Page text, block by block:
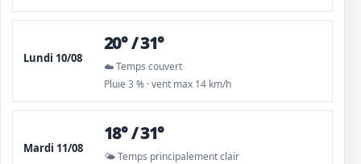
Lundi 10/08
20° / 31°
☁️ Temps couvert
Pluie 3 % · vent max 14 km/h
Mardi 11/08
18° / 31°
🌤️ Temps principalement clair